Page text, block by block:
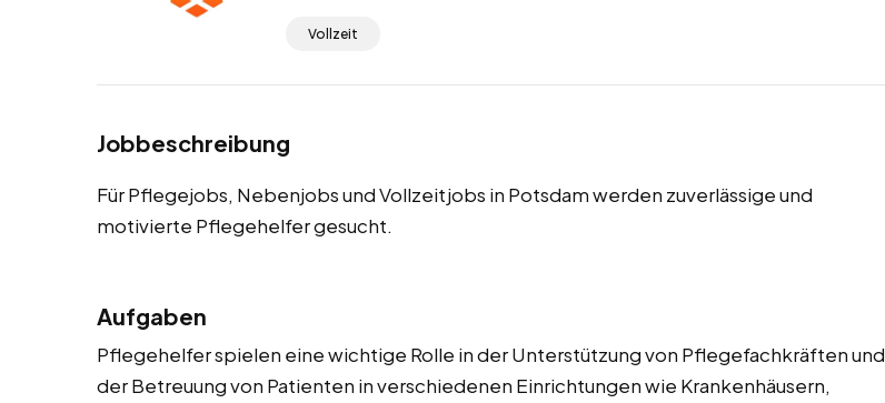
Vollzeit
Jobbeschreibung
Für Pflegejobs, Nebenjobs und Vollzeitjobs in Potsdam werden zuverlässige und
motivierte Pflegehelfer gesucht.
Aufgaben
Pflegehelfer spielen eine wichtige Rolle in der Unterstützung von Pflegefachkräften und
der Betreuung von Patienten in verschiedenen Einrichtungen wie Krankenhäusern,